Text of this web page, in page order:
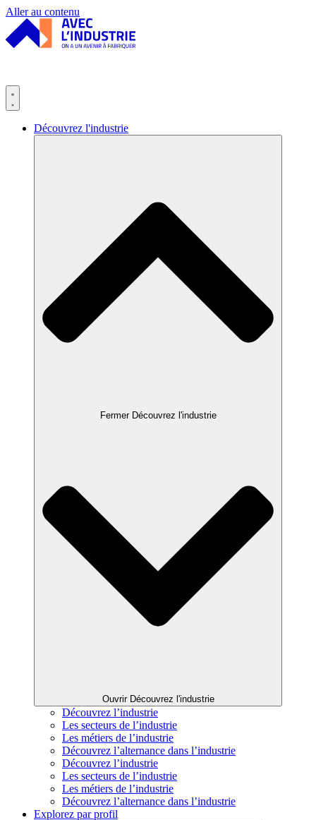
Panneau de gestion des cookies
Aller au contenu
Découvrez l'industrie
Fermer Découvrez l'industrie
Ouvrir Découvrez l'industrie
Découvrez l’industrie
Les secteurs de l’industrie
Les métiers de l’industrie
Découvrez l’alternance dans l’industrie
Découvrez l’industrie
Les secteurs de l’industrie
Les métiers de l’industrie
Découvrez l’alternance dans l’industrie
Explorez par profil